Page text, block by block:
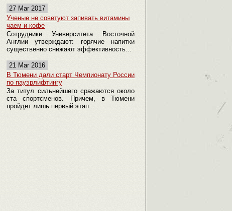
27 Mar 2017
Ученые не советуют запивать витамины
чаем и кофе
Сотрудники Университета Восточной
Англии утверждают: горячие напитки
существенно снижают эффективность...
21 Mar 2016
В Тюмени дали старт Чемпионату России
по пауэрлифтингу
За титул сильнейшего сражаются около
ста спортсменов. Причем, в Тюмени
пройдет лишь первый этап...